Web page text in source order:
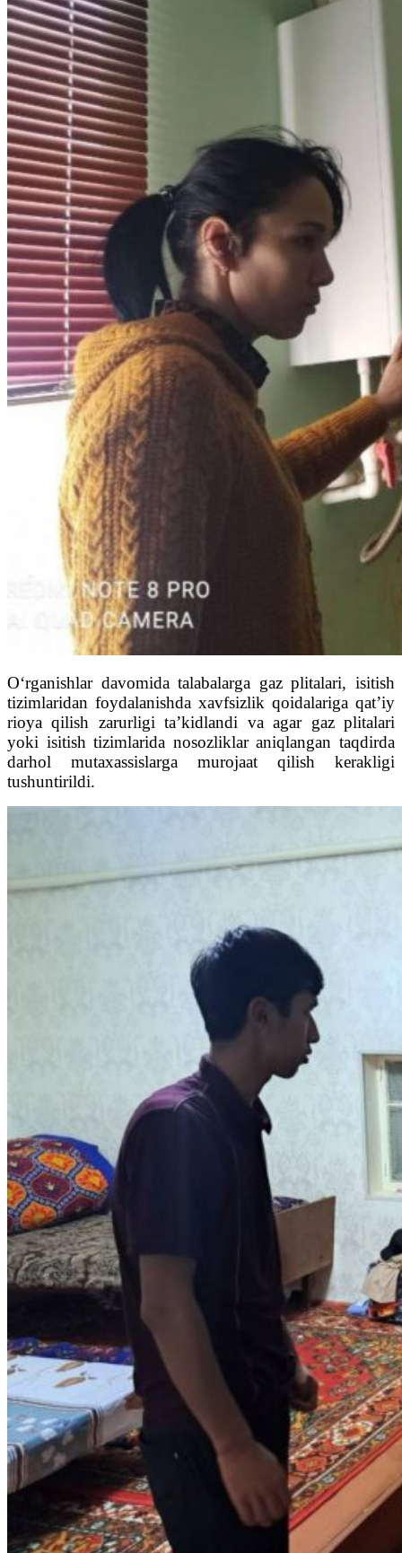
O‘rganishlar davomida talabalarga gaz plitalari, isitish
tizimlaridan foydalanishda xavfsizlik qoidalariga qat’iy
rioya qilish zarurligi ta’kidlandi va agar gaz plitalari
yoki isitish tizimlarida nosozliklar aniqlangan taqdirda
darhol mutaxassislarga murojaat qilish kerakligi
tushuntirildi.